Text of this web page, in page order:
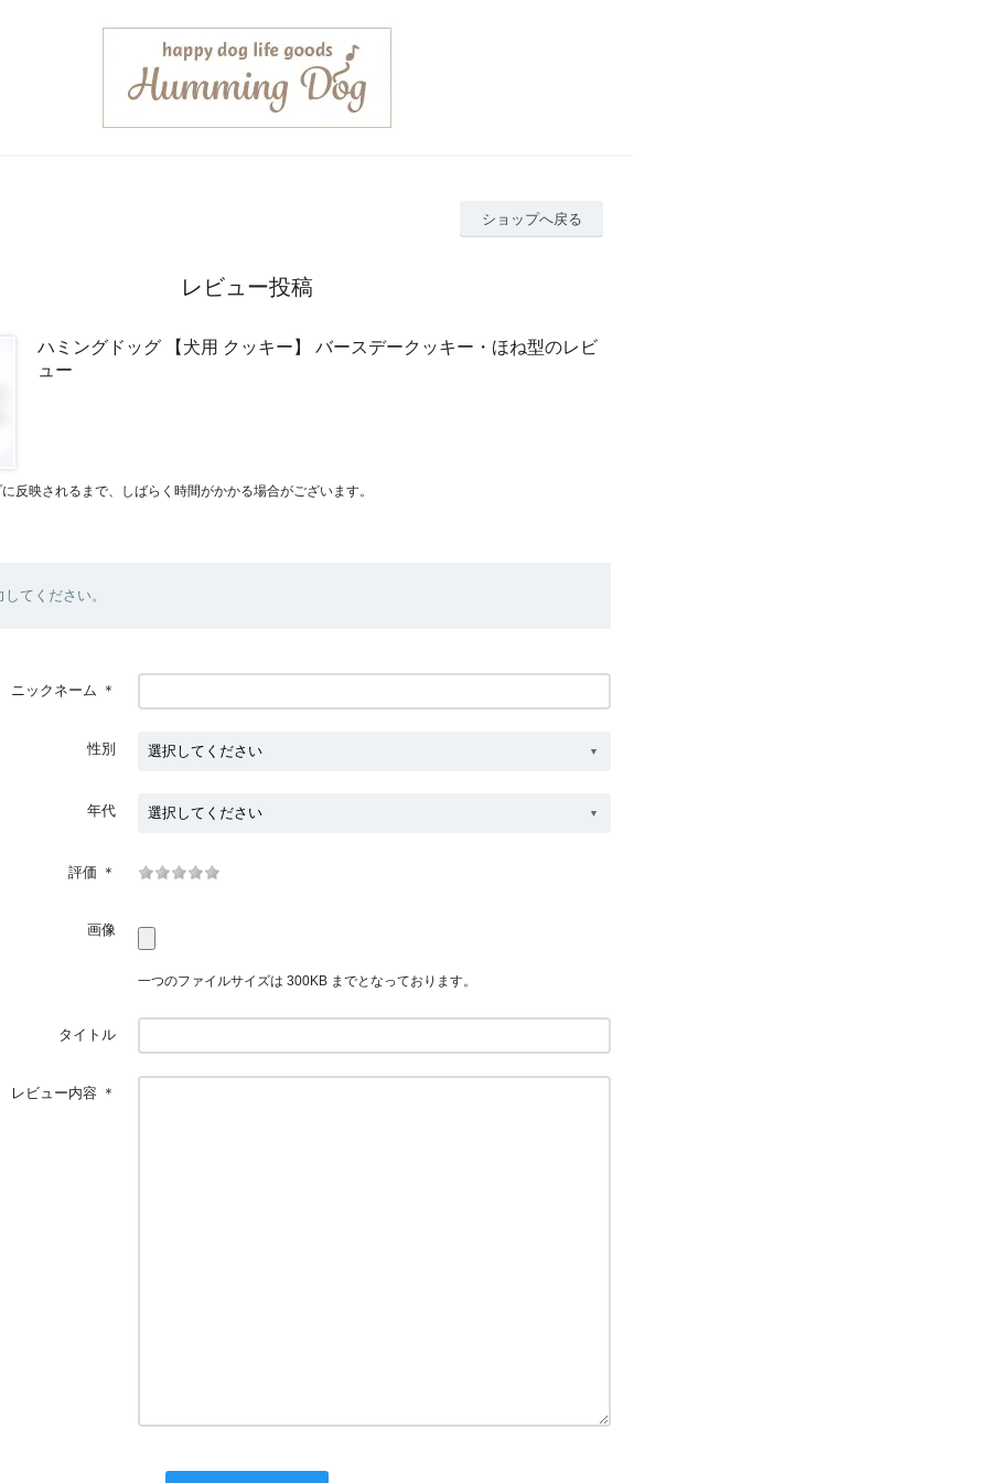
ショップへ戻る
レビュー投稿
ハミングドッグ 【犬用 クッキー】 バースデークッキー・ほね型のレビ
ュー
反映されるまで、しばらく時間がかかる場合がございます。
てください。
ニックネーム ＊
性別
年代
評価 ＊
画像
一つのファイルサイズは 300KB までとなっております。
タイトル
レビュー内容 ＊